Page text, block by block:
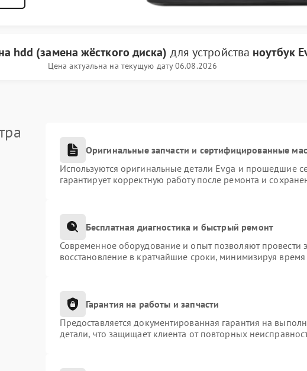
hdd (замена жёсткого диска) для устройства ноутбук
Цена актуальна на текущую дату 06.08.2026
Оригинальные запчасти и сертифицированные
Используются оригинальные детали Evga и прошедшие
гарантирует корректную работу после ремонта и
Бесплатная диагностика и быстрый ремонт
Современное оборудование и опыт позволяют провести
восстановление в кратчайшие сроки, минимизируя время
Гарантия на работы и запчасти
Предоставляется документированная гарантия на
детали, что защищает клиента от повторных